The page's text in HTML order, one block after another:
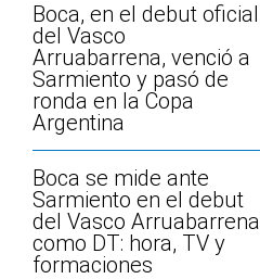
Boca, en el debut oficial
del Vasco
Arruabarrena, venció a
Sarmiento y pasó de
ronda en la Copa
Argentina
Boca se mide ante
Sarmiento en el debut
del Vasco Arruabarrena
como DT: hora, TV y
formaciones